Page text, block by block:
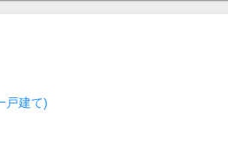
戸建て)